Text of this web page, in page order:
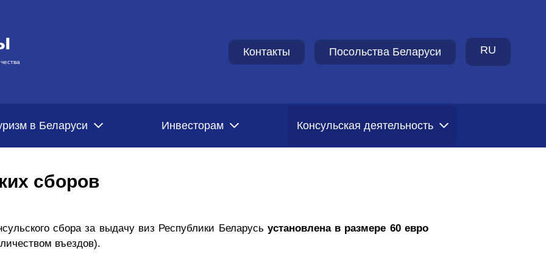
Контакты Посольства Беларуси RU
в Беларуси Инвесторам Консульская деятельность
сборов
сбора за выдачу виз Республики Беларусь установлена в размере 60 евро
въездов).